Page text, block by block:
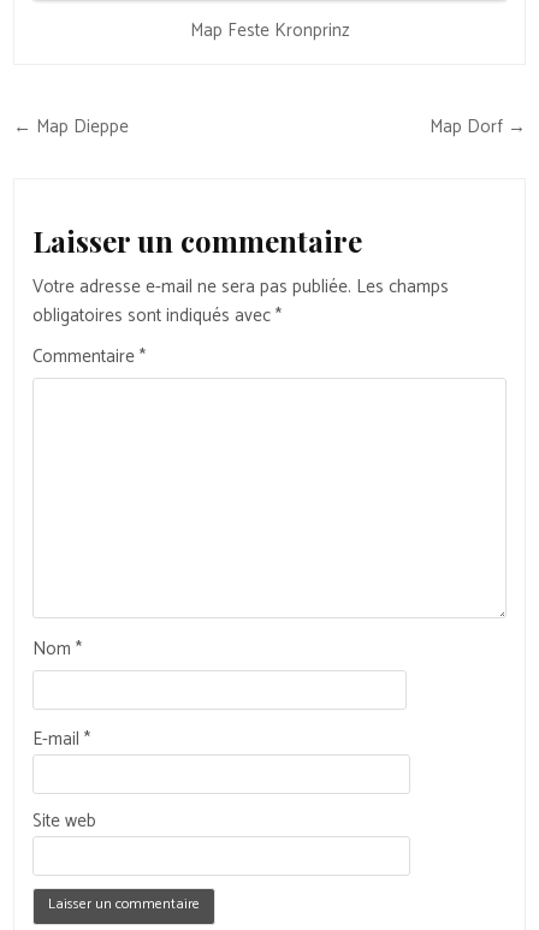
Map Feste Kronprinz
Navigation
← Map Dieppe Map Dorf →
Laisser un commentaire
Votre adresse e-mail ne sera pas publiée. Les champs
obligatoires sont indiqués avec*
Commentaire*
Nom*
E-mail*
Site web